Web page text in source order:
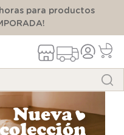
horas para productos